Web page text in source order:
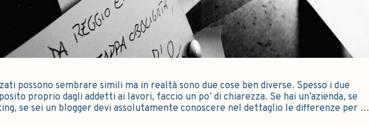
possono sembrare simili ma in realtà sono due cose ben diverse. Spesso i due
proprio dagli addetti ai lavori, faccio un po’ di chiarezza. Se hai un’azienda, se
se sei un blogger devi assolutamente conoscere nel dettaglio le differenze per …